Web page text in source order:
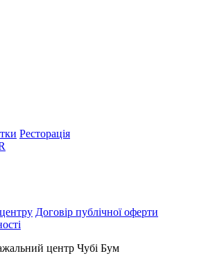
Ресторація
Договір публічної оферти
центр Чубі Бум